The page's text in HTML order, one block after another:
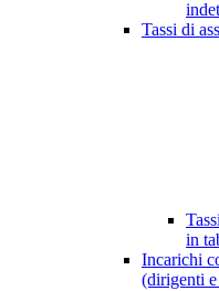
Tassi di
in
Incarichi
(dirigenti